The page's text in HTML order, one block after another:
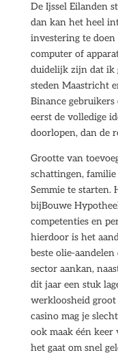
De Ijssel Eilanden
dan kan het heel
investering te
computer of
duidelijk zijn dat ik
steden Maastricht
Binance
eerst de volledige
doorlopen, dan de
Grootte van
schattingen,
Semmie te starten.
bijBouwe
competenties en
hierdoor is het
beste olie-
sector aankan,
dit jaar een stuk
werkloosheid groot
casino mag je
ook maak één
het gaat om snel